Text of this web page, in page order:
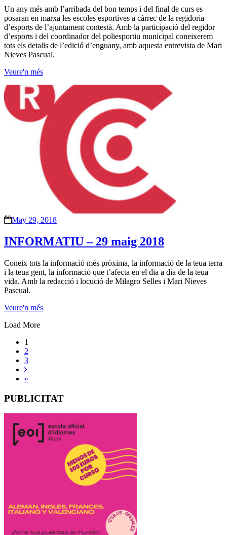
Un any més amb l’arribada del bon temps i del final de curs es
posaran en marxa les escoles esportives a càrrec de la regidoria
d’esports de l’ajuntament contestà. Amb la participació del regidor
d’esports i del coordinador del poliesportiu municipal coneixerem
tots els detalls de l’edició d’enguany, amb aquesta entrevista de Mari
Nieves Pascual.
Veure'n més
May 29, 2018
INFORMATIU – 29 maig 2018
Coneix tots la informació més pròxima, la informació de la teua terra
i la teua gent, la informació que t’afecta en el dia a dia de la teua
vida. Amb la redacció i locució de Milagro Selles i Mari Nieves
Pascual.
Veure'n més
Load More
1
2
3
»
PUBLICITAT